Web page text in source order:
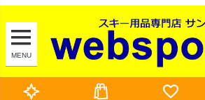
MENU